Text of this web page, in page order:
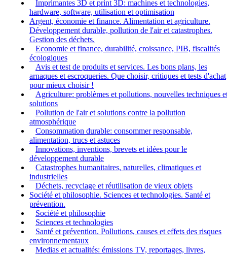
Imprimantes 3D et print 3D: machines et technologies,
hardware, software, utilisation et optimisation
Argent, économie et finance. Alimentation et agriculture.
Développement durable, pollution de l'air et catastrophes.
Gestion des déchets.
Economie et finance, durabilité, croissance, PIB, fiscalités
écologiques
Avis et test de produits et services. Les bons plans, les
arnaques et escroqueries. Que choisir, critiques et tests d'achat
pour mieux choisir !
Agriculture: problèmes et pollutions, nouvelles techniques
solutions
Pollution de l'air et solutions contre la pollution
atmosphérique
Consommation durable: consommer responsable,
alimentation, trucs et astuces
Innovations, inventions, brevets et idées pour le
développement durable
Catastrophes humanitaires, naturelles, climatiques et
industrielles
Déchets, recyclage et réutilisation de vieux objets
Société et philosophie. Sciences et technologies. Santé et
prévention.
Société et philosophie
Sciences et technologies
Santé et prévention. Pollutions, causes et effets des risques
environnementaux
Medias et actualités: émissions TV, reportages, livres,